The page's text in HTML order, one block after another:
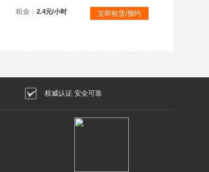
租金： 2.4元/小时 立即租赁/预约
权威认证 安全可靠